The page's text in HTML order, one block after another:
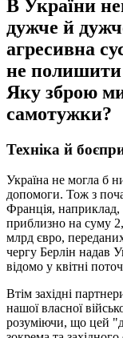
В України
дужче й
агресивна
не полишити
Яку зброю
самотужки?
Техніка й
Україна не могла б
допомоги. Тож з
Франція, наприклад,
приблизно на суму
млрд євро,
чергу Берлін надав
відомо у квітні
Втім західні
нашої власної
розуміючи, що цей